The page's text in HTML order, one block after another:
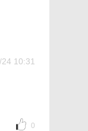
10:31
0